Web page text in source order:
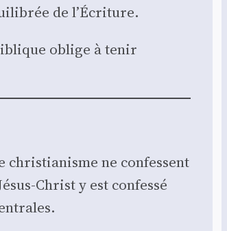
de l’Écriture.
oblige à tenir
chris­tia­nisme ne confessent
Christ y est confes­sé